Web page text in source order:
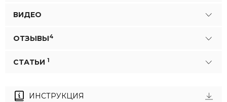
ВИДЕО
ОТЗЫВЫ4
СТАТЬИ 1
ИНСТРУКЦИЯ